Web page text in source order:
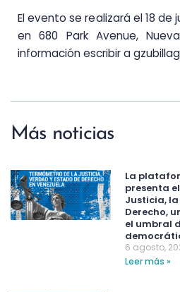
El evento se realizará el 18 de
en 680 Park Avenue,
información escribir a
Más noticias
La
presenta
Justicia,
Derecho,
el umbral
6 agosto,
Leer más »